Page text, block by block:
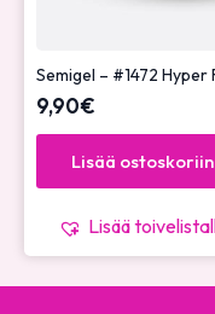
Semigel – #1472 Hyper
9,90€
Lisää ostoskoriin
Lisää